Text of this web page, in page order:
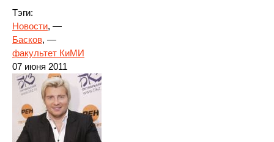
Тэги:
Новости, —
Басков, —
факультет КиМИ
07 июня 2011